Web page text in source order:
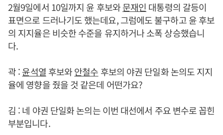
2월9일에서 10일까지 윤 후보와문재인 대통령의 갈등이
표면으로 드러나기도 했는데요, 그럼에도 불구하고 윤 후보
의 지지율은 비슷한 수준을 유지하거나 소폭 상승했습니
다.
곽 :윤석열 후보와안철수 후보의 야권 단일화 논의도 지지
율에 영향을 줬을 것 같은데 어떤가요?
김 : 네 야권 단일화 논의는 이번 대선에서 주요 변수로 꼽힌
부분입니다.